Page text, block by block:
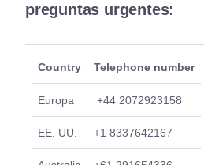
preguntas urgentes:
Country Telephone number
Europa +44 2072923158
EE. UU. +1 8337642167